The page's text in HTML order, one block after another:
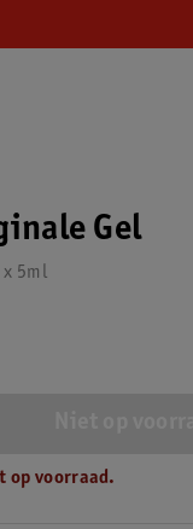
Gel
x 5ml
op voorraad.